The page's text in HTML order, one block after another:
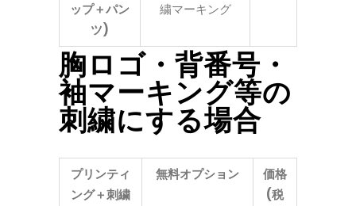
ップ＋パン
ツ)
繍マーキング
胸ロゴ・背番号・
袖マーキング等の
刺繍にする場合
プリンティ
ング＋刺繍
無料オプション
価格
(税